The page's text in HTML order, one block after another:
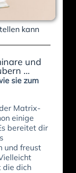
kann
und
…
sie zum
Matrix-
einige
bereitet dir
und freust
die dich